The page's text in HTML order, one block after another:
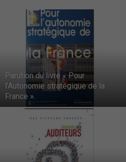
auditeurs
Parution du livre « Pour
l’Autonomie stratégique de la
France ».